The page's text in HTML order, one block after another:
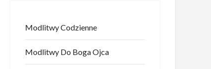
Modlitwy Codzienne
Modlitwy Do Boga Ojca